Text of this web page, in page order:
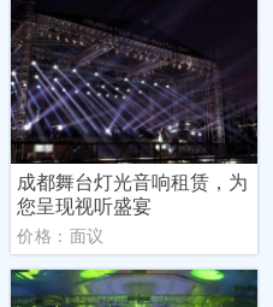
成都舞台灯光音响租赁，为
您呈现视听盛宴
价格：面议